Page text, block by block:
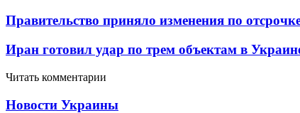
Правительство приняло изменения по
Иран готовил удар по трем объектам в
Читать комментарии
Новости Украины